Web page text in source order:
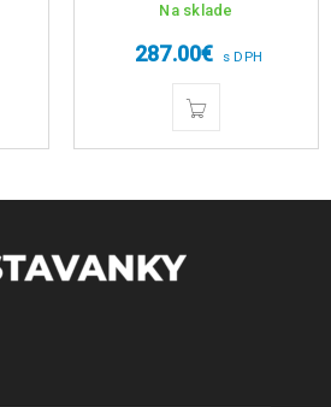
Na sklade
287.00€ s DPH